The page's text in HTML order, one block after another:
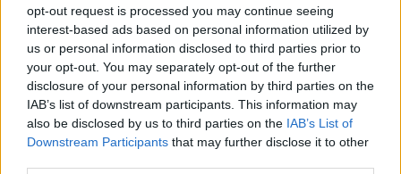
opt-out request is processed you may continue seeing
interest-based ads based on personal information utilized by
us or personal information disclosed to third parties prior to
your opt-out. You may separately opt-out of the further
disclosure of your personal information by third parties on the
IAB’s list of downstream participants. This information may
also be disclosed by us to third parties on the IAB’s List of
Downstream Participants that may further disclose it to other
8ο Πρωτάθλημα Ορεινού Δρόμου στη Δεσκάτη-